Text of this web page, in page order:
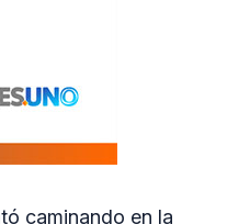
caminando en la